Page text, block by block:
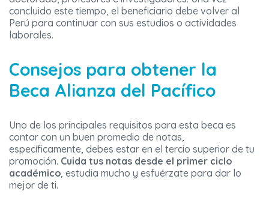
concluido este tiempo, el beneficiario debe volver al
Perú para continuar con sus estudios o actividades
laborales.
Consejos para obtener la
Beca Alianza del Pacífico
Uno de los principales requisitos para esta beca es
contar con un buen promedio de notas,
específicamente, debes estar en el tercio superior de tu
promoción. Cuida tus notas desde el primer ciclo
académico, estudia mucho y esfuérzate para dar lo
mejor de ti.